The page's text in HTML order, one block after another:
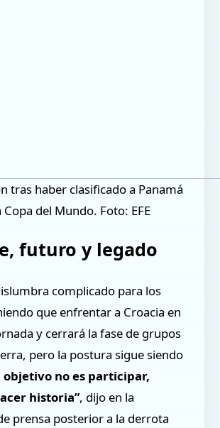
tras haber clasificado a Panamá
del Mundo. Foto: EFE
futuro y legado
complicado para los
que enfrentar a Croacia en
y cerrará la fase de grupos
pero la postura sigue siendo
objetivo no es participar,
historia”, dijo en la
prensa posterior a la derrota